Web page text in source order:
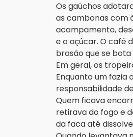
Os gaúchos
as cambonas com
acampamento,
e o açúcar. O café
brasão que se
Em geral, os
Enquanto um fazia
responsabilidade
Quem ficava
retirava do fogo e
da faca até